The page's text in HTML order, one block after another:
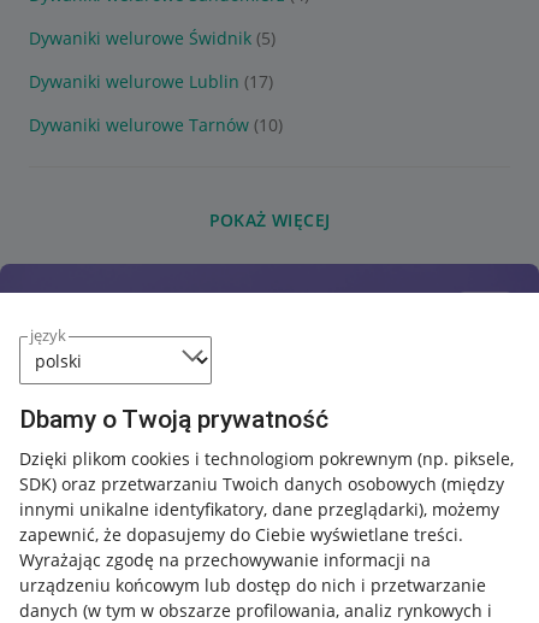
język
Dbamy o Twoją prywatność
Dzięki plikom cookies i technologiom pokrewnym (np. piksele,
SDK) oraz przetwarzaniu Twoich danych osobowych (między
innymi unikalne identyfikatory, dane przeglądarki), możemy
zapewnić, że dopasujemy do Ciebie wyświetlane treści.
Wyrażając zgodę na przechowywanie informacji na
urządzeniu końcowym lub dostęp do nich i przetwarzanie
danych (w tym w obszarze profilowania, analiz rynkowych i
Dywaniki welurowe Świdnik (5)
Dywaniki welurowe Lublin (17)
Dywaniki welurowe Tarnów (10)
POKAŻ WIĘCEJ